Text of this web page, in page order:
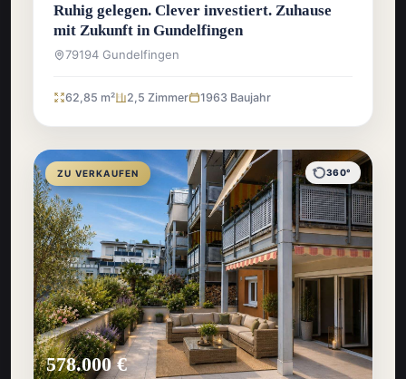
Ruhig gelegen. Clever investiert. Zuhause
mit Zukunft in Gundelfingen
79194 Gundelfingen
62,85 m² 2,5 Zimmer 1963 Baujahr
ZU VERKAUFEN 360°
578.000 €